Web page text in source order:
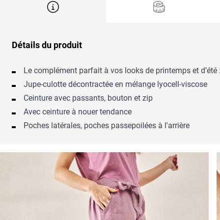
Détails du produit
Le complément parfait à vos looks de printemps et d’été
Jupe-culotte décontractée en mélange lyocell-viscose
Ceinture avec passants, bouton et zip
Avec ceinture à nouer tendance
Poches latérales, poches passepoilées à l'arrière